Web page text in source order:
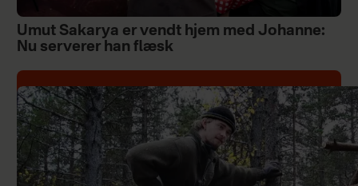
Umut Sakarya er vendt hjem med Johanne:
Nu serverer han flæsk